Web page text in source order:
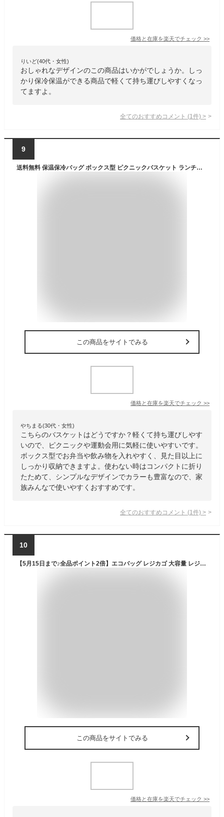
価格と在庫を楽天でチェック >>
りいど(40代・女性)
おしゃれなデザインのこの商品はいかがでしょうか。しっ
かり保冷保温ができる商品で軽くて持ち運びしやすくなっ
てますよ。
全てのおすすめコメント (1 件) >
9
送料無料 保温保冷バッグ ボックス型 ピクニックバスケット ランチバッグ ランチボックス 持ち手付き 軽量 軽い 大容量 折りたたみ可 コンパクト 持ち運び ファスナー 運動会 行事 イベント キャンプ バーベキュー アウトドア 鞄 かばん 単色 無地 シンプル おしゃれ 便利グ
この商品をサイトでみる
価格と在庫を楽天でチェック >>
やちまる(30代・女性)
こちらのバスケットはどうですか？軽くて持ち運びしやす
いので、ピクニックや運動会用に気軽に使いやすいです。
ボックス型でお弁当や飲み物を入れやすく、見た目以上に
しっかり収納できますよ。使わない時はコンパクトに折り
たためて、シンプルなデザインでカラーも豊富なので、家
族みんなで使いやすくおすすめです。
全てのおすすめコメント (1 件) >
10
【5月15日まで♪全品ポイント2倍】エコバッグ レジカゴ 大容量 レジカゴ対応 保冷バッグ はっ水 マイバスケット 自立 ピクニック お弁当 行楽 レジ袋 クーラーバッグ レジかご マチ広 折りたたみ 34L エコバッグスタイル
この商品をサイトでみる
価格と在庫を楽天でチェック >>